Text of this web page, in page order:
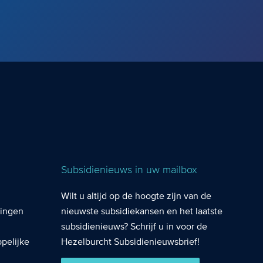
Subsidienieuws in uw mailbox
Wilt u altijd op de hoogte zijn van de
nieuwste subsidiekansen en het laatste
subsidienieuws? Schrijf u in voor de
Hezelburcht Subsidienieuwsbrief!